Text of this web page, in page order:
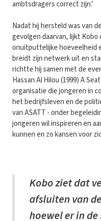
ambtsdragers correct zijn.’
Nadat hij hersteld was van
gevolgen daarvan, lijkt
onuitputtelijke hoeveelheid
breidt zijn netwerk uit en
richtte hij samen met de
Hassan Al Hilou (1999) A
organisatie die jongeren in
het bedrijfsleven en de
van ASATT - onder
jongeren wil inspireren en
kunnen en zo kansen voor
Kobo ziet dat
afsluiten van
hoewel er in